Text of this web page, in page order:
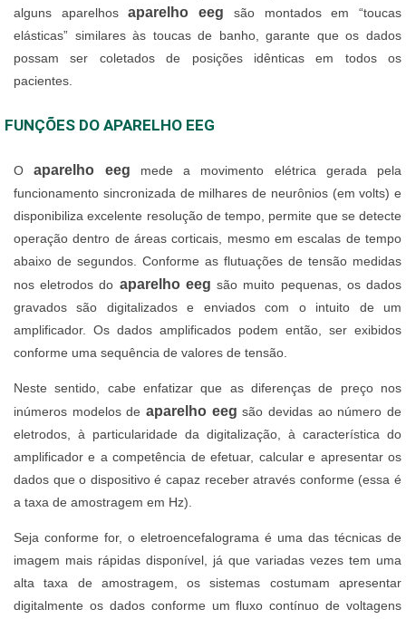
alguns aparelhosaparelho eeg são montados em “toucas
elásticas” similares às toucas de banho, garante que os dados
possam ser coletados de posições idênticas em todos os
pacientes.
FUNÇÕES DO APARELHO EEG
Oaparelho eeg mede a movimento elétrica gerada pela
funcionamento sincronizada de milhares de neurônios (em volts) e
disponibiliza excelente resolução de tempo, permite que se detecte
operação dentro de áreas corticais, mesmo em escalas de tempo
abaixo de segundos. Conforme as flutuações de tensão medidas
nos eletrodos do aparelho eeg são muito pequenas, os dados
gravados são digitalizados e enviados com o intuito de um
amplificador. Os dados amplificados podem então, ser exibidos
conforme uma sequência de valores de tensão.
Neste sentido, cabe enfatizar que as diferenças de preço nos
inúmeros modelos de aparelho eeg são devidas ao número de
eletrodos, à particularidade da digitalização, à característica do
amplificador e a competência de efetuar, calcular e apresentar os
dados que o dispositivo é capaz receber através conforme (essa é
a taxa de amostragem em Hz).
Seja conforme for, o eletroencefalograma é uma das técnicas de
imagem mais rápidas disponível, já que variadas vezes tem uma
alta taxa de amostragem, os sistemas costumam apresentar
digitalmente os dados conforme um fluxo contínuo de voltagens